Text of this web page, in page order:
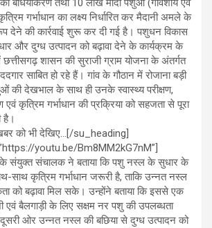
बधियाकरण तथा 10 लाख मादा पशुओं (गौवंशीय एवं
गर्भाधान का लक्ष्य निर्धारित कर मैदानी अमले के
देने की कार्रवाई शुरू कर दी गई है। पशुधन विकास
और दुग्ध उत्पादन को बढ़ावा देने के कार्यक्रम के
छत्तीसगढ़ शासन की सुराजी ग्राम योजना के अंतर्गत
साबित हो रहे हैं। गांव के गौठान में रोजाना बड़ी
की देखभाल के साथ ही उनके स्वास्थ्य परीक्षण,
कृत्रिम गर्भाधान की प्रक्रिया को सहजता से पूरा
है।
को भी देखिए…[/su_heading]
youtu.be/Bm8MM2kG7nM”]
के संयुक्त संचालक ने बताया कि पशु नस्ल के सुधार के
साथ कृत्रिम गर्भाधान जरूरी है, ताकि उन्नत नस्ल
को बढ़ावा मिल सके। उन्होंने बताया कि इससे एक
एवं बैलगाड़ी के लिए सक्षम नर पशु की उपलब्धता
दूसरी ओर उन्नत नस्ल की बछिया से दुग्ध उत्पादन को